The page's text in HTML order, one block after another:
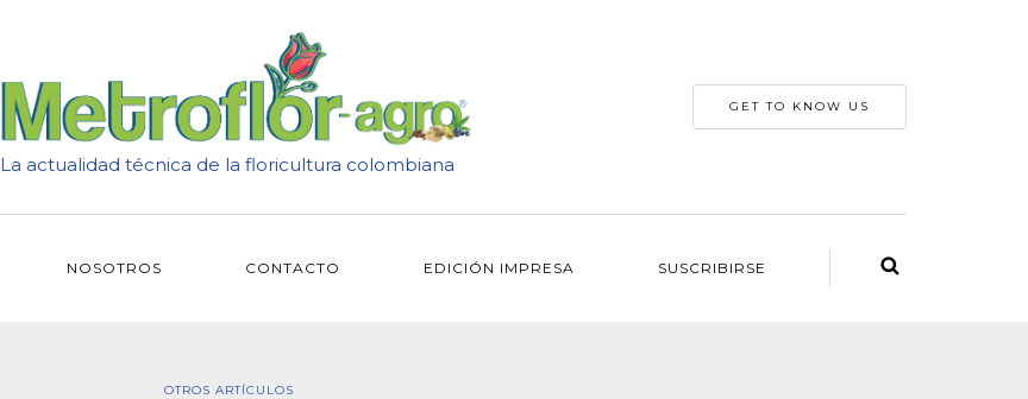
La actualidad técnica de la floricultura colombiana
GET TO KNOW US
NOSOTROS CONTACTO EDICIÓN IMPRESA SUSCRIBIRSE
OTROS ARTÍCULOS